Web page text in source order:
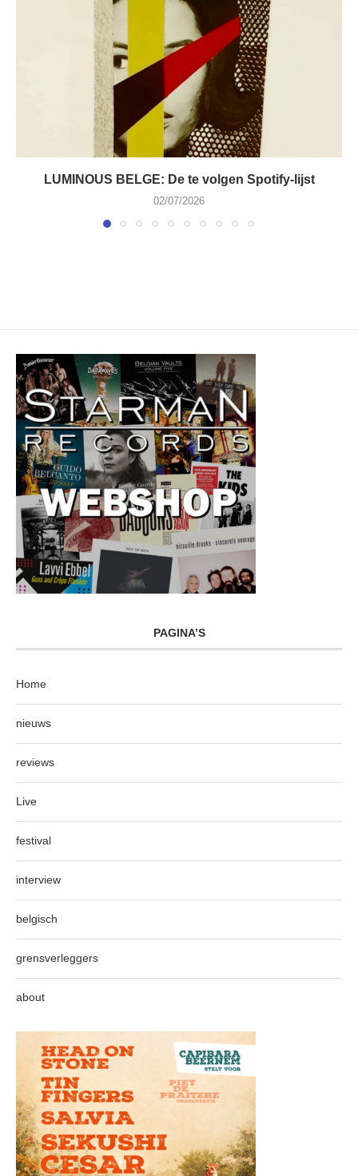
LUMINOUS BELGE: De te volgen Spotify-lijst
02/07/2026
PAGINA’S
Home
nieuws
reviews
Live
festival
interview
belgisch
grensverleggers
about